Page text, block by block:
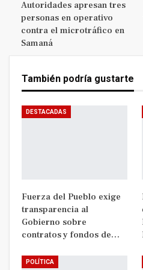
Autoridades apresan tres
personas en operativo
contra el microtráfico en
Samaná
También podría gustarte
DESTACADAS
Fuerza del Pueblo exige
transparencia al
Gobierno sobre
contratos y fondos de…
POLÍTICA